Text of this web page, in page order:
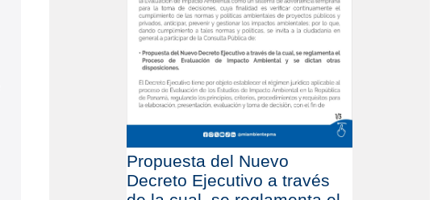
Propuesta del Nuevo
Decreto Ejecutivo a través